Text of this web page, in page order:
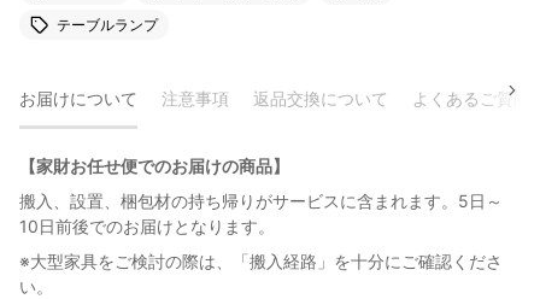
テーブルランプ
お届けについて 注意事項 返品交換について よくあるご質問
【家財お任せ便でのお届けの商品】
搬入、設置、梱包材の持ち帰りがサービスに含まれます。5日～
10日前後でのお届けとなります。
※大型家具をご検討の際は、「搬入経路」を十分にご確認くださ
い。